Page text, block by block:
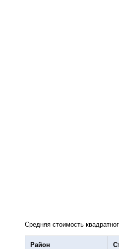
Средняя стоимость
Район